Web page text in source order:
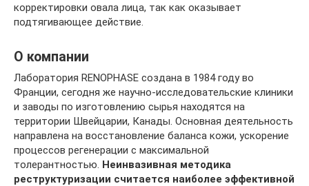
корректировки овала лица, так как оказывает
подтягивающее действие.
О компании
Лаборатория RENOPHASE создана в 1984 году во
Франции, сегодня же научно-исследовательские клиники
и заводы по изготовлению сырья находятся на
территории Швейцарии, Канады. Основная деятельность
направлена на восстановление баланса кожи, ускорение
процессов регенерации с максимальной
толерантностью. Неинвазивная методика
реструктуризации считается наиболее эффективной